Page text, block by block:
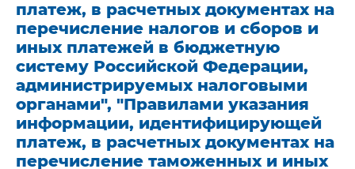
платеж, в расчетных документах на
перечисление налогов и сборов и
иных платежей в бюджетную
систему Российской Федерации,
администрируемых налоговыми
органами", "Правилами указания
информации, идентифицирующей
платеж, в расчетных документах на
перечисление таможенных и иных